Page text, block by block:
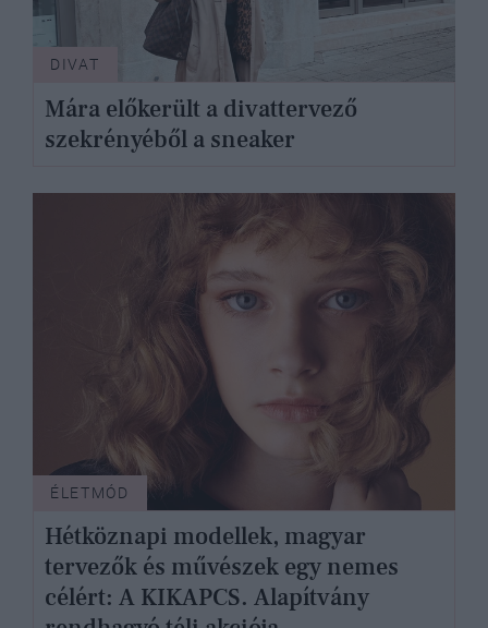
DIVAT
Mára előkerült a divattervező
szekrényéből a sneaker
ÉLETMÓD
Hétköznapi modellek, magyar
tervezők és művészek egy nemes
célért: A KIKAPCS. Alapítvány